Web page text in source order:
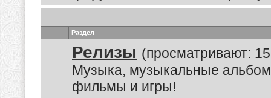
Раздел
Релизы (просматривают:
Музыка, музыкальные
фильмы и игры!